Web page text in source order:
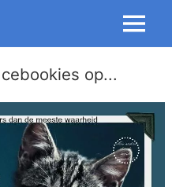
Menu
op...